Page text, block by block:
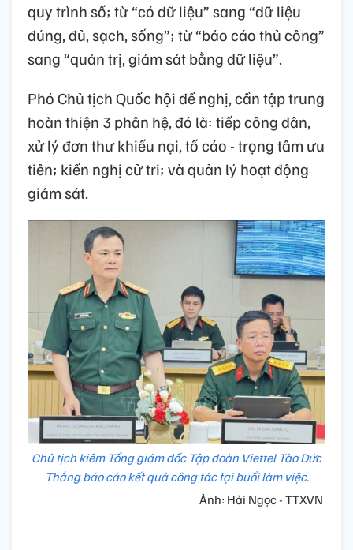
quy trình số; từ “có dữ liệu” sang “dữ liệu
đúng, đủ, sạch, sống”; từ “báo cáo thủ công”
sang “quản trị, giám sát bằng dữ liệu”.
Phó Chủ tịch Quốc hội đề nghị, cần tập trung
hoàn thiện 3 phân hệ, đó là: tiếp công dân,
xử lý đơn thư khiếu nại, tố cáo - trọng tâm ưu
tiên; kiến nghị cử tri; và quản lý hoạt động
giám sát.
Chủ tịch kiêm Tổng giám đốc Tập đoàn Viettel Tào Đức
Thắng báo cáo kết quả công tác tại buổi làm việc.
Ảnh: Hải Ngọc - TTXVN